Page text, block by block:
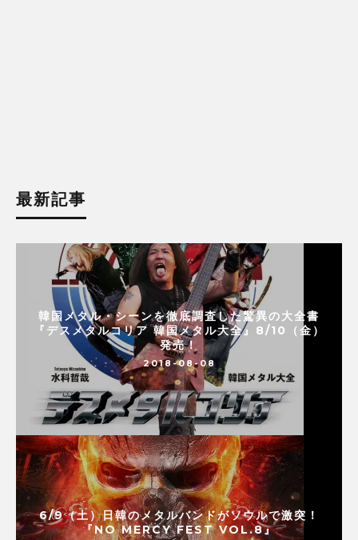
最新記事
韓国メタル・シーンを徹底調査した驚異の大全書
『デスメタルコリア 韓国メタル大全』8/10（金）
発売！
2018-08-08
6/9（土）日韓のメタルバンドがソウルで激突！
『NO MERCY FEST VOL.8』